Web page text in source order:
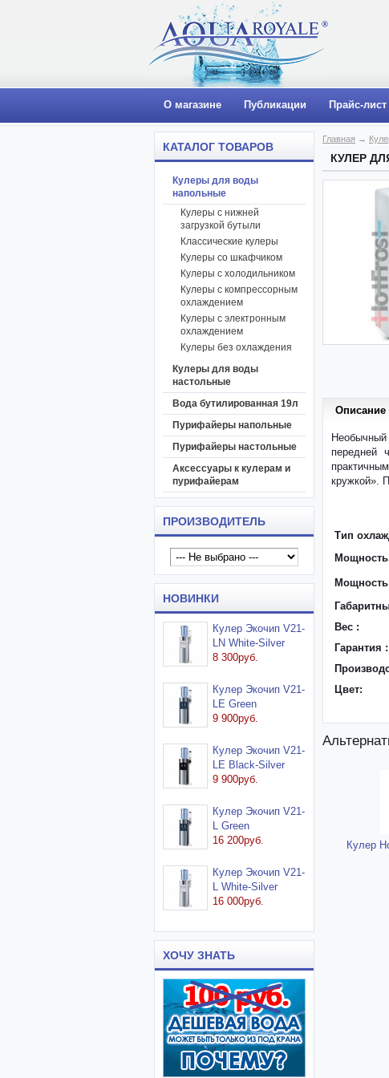
О магазине Публикации Прайс-лист
КАТАЛОГ ТОВАРОВ
Кулеры для воды
напольные
Кулеры с нижней
загрузкой бутыли
Классические кулеры
Кулеры со шкафчиком
Кулеры с холодильником
Кулеры с компрессорным
охлаждением
Кулеры с электронным
охлаждением
Кулеры без охлаждения
Кулеры для воды
настольные
Вода бутилированная 19л
Пурифайеры напольные
Пурифайеры настольные
Аксессуары к кулерам и
пурифайерам
ПРОИЗВОДИТЕЛЬ
НОВИНКИ
Кулер Экочип V21-
LN White-Silver
8 300руб.
Кулер Экочип V21-
LE Green
9 900руб.
Кулер Экочип V21-
LE Black-Silver
9 900руб.
Кулер Экочип V21-
L Green
16 200руб.
Кулер Экочип V21-
L White-Silver
16 000руб.
ХОЧУ ЗНАТЬ
Главная →
КУЛЕР
Описание
передней
кружкой».
Тип
Вес :
Гарантия :
Цвет:
Кулер